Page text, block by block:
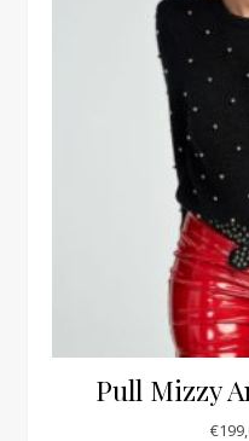
Pull Mizzy
€